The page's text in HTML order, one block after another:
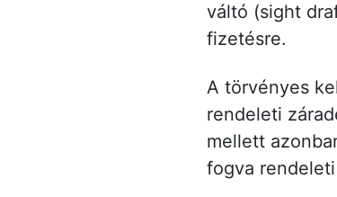
váltó (sight
fizetésre.
A törvényes
rendeleti
mellett
fogva